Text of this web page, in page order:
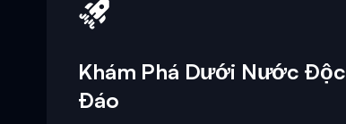
Khám Phá Dưới Nước Độc
Đáo